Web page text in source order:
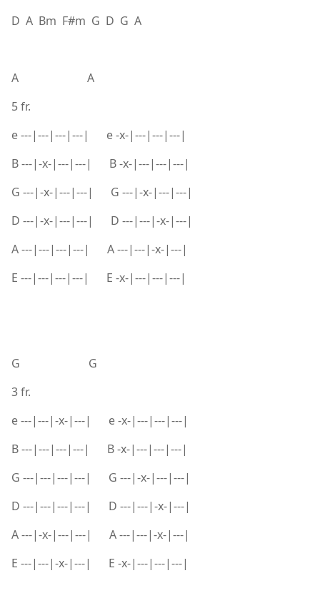
D A Bm F#m G D G A
A A
5 fr.
e ---|---|---|---| e -x-|---|---|---|
B ---|-x-|---|---| B -x-|---|---|---|
G ---|-x-|---|---| G ---|-x-|---|---|
D ---|-x-|---|---| D ---|---|-x-|---|
A ---|---|---|---| A ---|---|-x-|---|
E ---|---|---|---| E -x-|---|---|---|
G G
3 fr.
e ---|---|-x-|---| e -x-|---|---|---|
B ---|---|---|---| B -x-|---|---|---|
G ---|---|---|---| G ---|-x-|---|---|
D ---|---|---|---| D ---|---|-x-|---|
A ---|-x-|---|---| A ---|---|-x-|---|
E ---|---|-x-|---| E -x-|---|---|---|